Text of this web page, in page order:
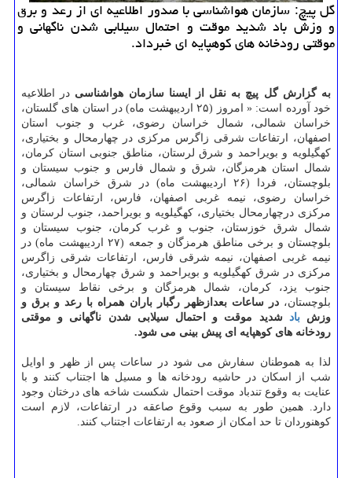
گل پیچ: سازمان هواشناسی با صدور اطلاعیه ای از رعد و برق
و وزش باد شدید موقت و احتمال سیلابی شدن ناگهانی و
موقتی رودخانه های كوهپایه ای خبرداد.
به گزارش گل پیچ به نقل از ایسنا سازمان هواشناسی در اطلاعیه
خود آورده است: « امروز (۲۵ اردیبهشت ماه) در استان های گلستان،
خراسان شمالی، شمال خراسان رضوی، غرب و جنوب استان
اصفهان، ارتفاعات شرقی زاگرس مركزی در چهارمحال و بختیاری،
كهگیلویه و بویراحمد و شرق لرستان، مناطق جنوبی استان كرمان،
شمال استان هرمزگان، شرق و شمال فارس و جنوب سیستان و
بلوچستان، فردا (۲۶ اردیبهشت ماه) در شرق خراسان شمالی،
خراسان رضوی، نیمه غربی اصفهان، فارس، ارتفاعات زاگرس
مركزی درچهارمحال بختیاری، كهگیلویه و بویراحمد، جنوب لرستان و
شمال شرق خوزستان، جنوب و غرب كرمان، جنوب سیستان و
بلوچستان و برخی مناطق هرمزگان و جمعه (۲۷ اردیبهشت ماه) در
نیمه غربی اصفهان، نیمه شرقی فارس، ارتفاعات شرقی زاگرس
مركزی در شرق كهگیلویه و بویراحمد و شرق چهارمحال و بختیاری،
جنوب یزد، كرمان، شمال هرمزگان و برخی نقاط سیستان و
بلوچستان،در ساعات بعدازظهر رگبار باران همراه با رعد و برق و
وزشباد شدید موقت و احتمال سیلابی شدن ناگهانی و موقتی
رودخانه های كوهپایه ای پیش بینی می شود.
لذا به هموطنان سفارش می شود در ساعات پس از ظهر و اوایل
شب از اسكان در حاشیه رودخانه ها و مسیل ها اجتناب كنند و با
عنایت به وقوع تندباد موقت احتمال شكست شاخه های درختان وجود
دارد. همین طور به سبب وقوع صاعقه در ارتفاعات، لازم است
كوهنوردان تا حد امكان از صعود به ارتفاعات اجتناب كنند.